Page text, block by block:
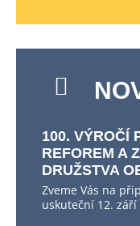
100. VÝROČÍ
REFOREM A
DRUŽSTVA
Zveme Vás na
uskuteční 12.